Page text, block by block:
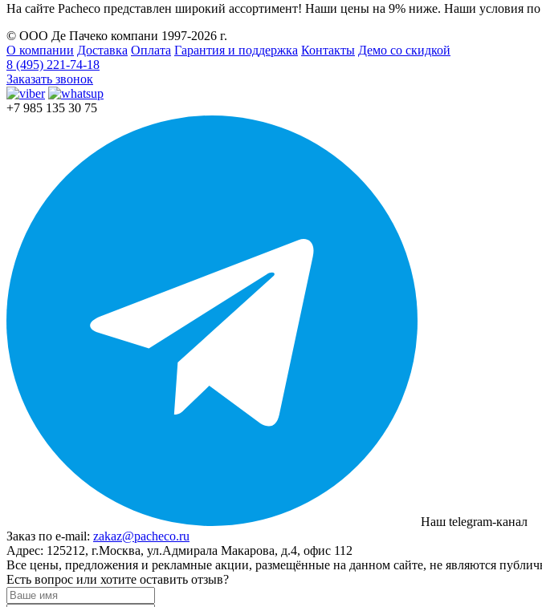
На сайте Pacheco представлен широкий ассортимент! Наши цены на 9% ниже. Наши условия
© ООО Де Пачеко компани 1997-2026 г.
О компании Доставка Оплата Гарантия и поддержка Контакты Демо со скидкой
8 (495) 221-74-18
Заказать звонок
+7 985 135 30 75
Наш telegram-канал
Заказ по e-mail: zakaz@pacheco.ru
Адрес: 125212, г.Москва, ул.Адмирала Макарова, д.4, офис 112
Все цены, предложения и рекламные акции, размещённые на данном сайте, не являются
Есть вопрос или хотите оставить отзыв?